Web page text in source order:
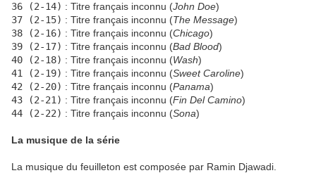
36 (2-14) : Titre français inconnu (John Doe)
37 (2-15) : Titre français inconnu (The Message)
38 (2-16) : Titre français inconnu (Chicago)
39 (2-17) : Titre français inconnu (Bad Blood)
40 (2-18) : Titre français inconnu (Wash)
41 (2-19) : Titre français inconnu (Sweet Caroline)
42 (2-20) : Titre français inconnu (Panama)
43 (2-21) : Titre français inconnu (Fin Del Camino)
44 (2-22) : Titre français inconnu (Sona)
La musique de la série
La musique du feuilleton est composée par Ramin Djawadi.